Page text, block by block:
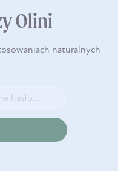
Olini
naturalnych